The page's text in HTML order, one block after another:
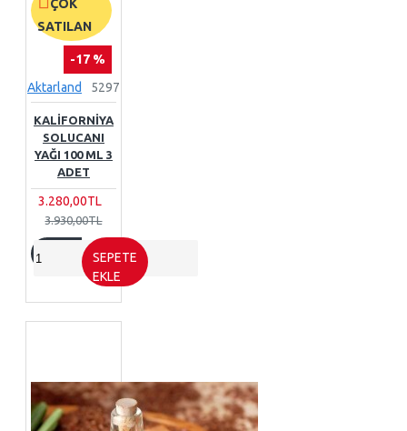
ÇOK
SATILAN
-17 %
Aktarland
5297
KALIFORNIYA
SOLUCANI
YAĞI 100 ML 3
ADET
3.280,00TL
3.930,00TL
SEPETE
EKLE